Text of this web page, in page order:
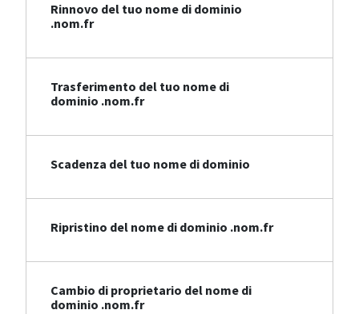
Rinnovo del tuo nome di dominio
.nom.fr
Trasferimento del tuo nome di
dominio .nom.fr
Scadenza del tuo nome di dominio
Ripristino del nome di dominio .nom.fr
Cambio di proprietario del nome di
dominio .nom.fr